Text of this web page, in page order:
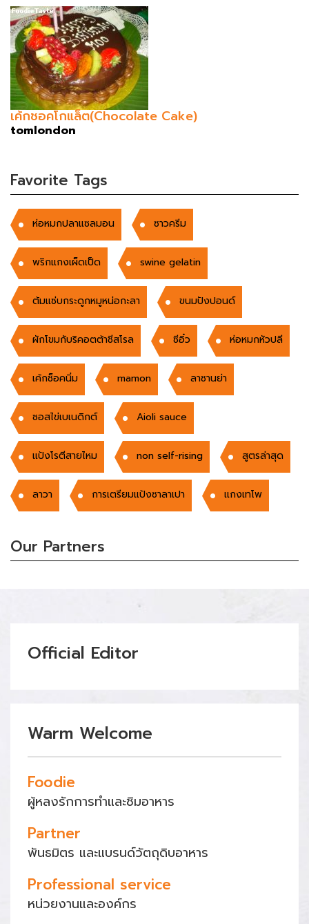
เค้กชอคโกแล็ต(Chocolate Cake)
tomlondon
Favorite Tags
ห่อหมกปลาแซลมอน ซาวครีม
พริกแกงเผ็ดเป็ด swine gelatin
ต้มแซ่บกระดูกหมูหน่อกะลา ขนมปังปอนด์
ผักโขมกับริคอตต้าชีสโรล ซีอิ๋ว ห่อหมกหัวปลี
เค้กช็อคนิ่ม mamon ลาซานย่า
ซอสไข่เบเนดิกต์ Aioli sauce
แป้งโรตีสายไหม non self-rising สูตรล่าสุด
ลาวา การเตรียมแป้งซาลาเปา เเกงเทโพ
Our Partners
Official Editor
Warm Welcome
Foodie
ผู้หลงรักการทำและชิมอาหาร
Partner
พันธมิตร และแบรนด์วัตถุดิบอาหาร
Professional service
หน่วยงานและองค์กร